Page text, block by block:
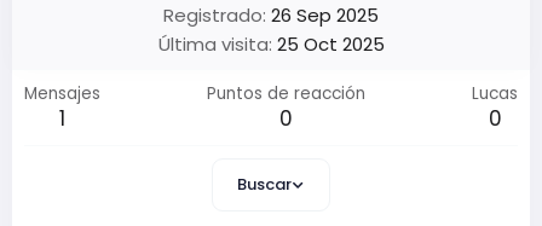
Registrado 26 Sep 2025
Última visita 25 Oct 2025
Mensajes
1
Puntos de reacción
0
Lucas
0
Buscar